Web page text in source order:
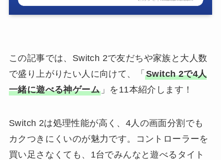
この記事では、Switch 2で友だちや家族と大人数
で盛り上がりたい人に向けて、「 Switch 2で4人
一緒に遊べる神ゲーム」を11本紹介します！
Switch 2は処理性能が高く、4人の画面分割でも
カクつきにくいのが魅力です。コントローラーを
買い足さなくても、1台でみんなと遊べるタイト